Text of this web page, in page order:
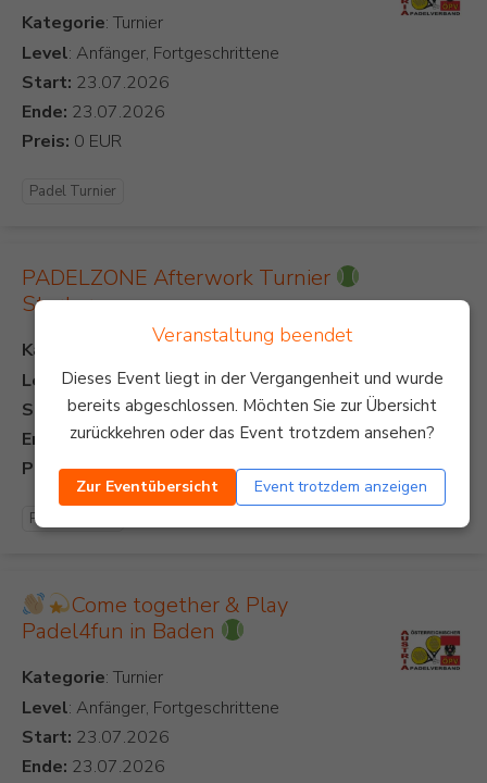
Veranstaltung beendet
Dieses Event liegt in der Vergangenheit und wurde
bereits abgeschlossen. Möchten Sie zur Übersicht
zurückkehren oder das Event trotzdem ansehen?
Zur Eventübersicht Event trotzdem anzeigen
Kategorie
Level: Anfänger, Fortgeschrittene
Start:
Ende:
Preis:
Padel Turnier
PADELZONE Afterwork Turnier
Starter
Kategorie
Level: Anfänger
Start:
Ende:
Preis:
Padel Turnier
Come together & Play
Padel4fun in Baden
Kategorie
Level: Anfänger, Fortgeschrittene
Start:
Ende: